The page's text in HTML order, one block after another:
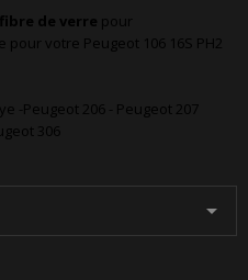
fibre de verre pour
pour votre Peugeot 106 16S PH2
-Peugeot 206
Peugeot 207
306
